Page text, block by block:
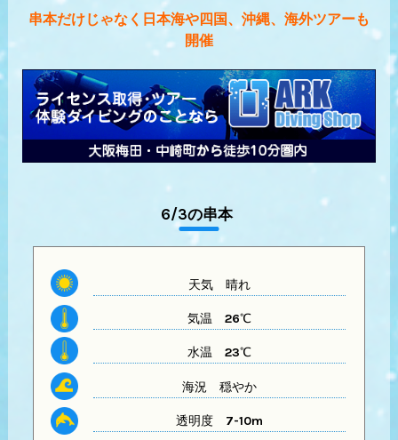
串本だけじゃなく日本海や四国、沖縄、海外ツアーも
開催
6/3の串本
天気晴れ
気温 26℃
水温23℃
海況 穏やか
透明度7-10m